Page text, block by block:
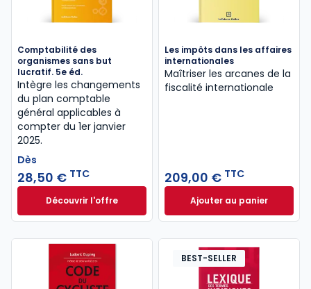
Comptabilité des
organismes sans but
lucratif. 5e éd.
Intègre les changements
du plan comptable
général applicables à
compter du 1er janvier
2025.
Dès
28,50 € TTC
Découvrir l'offreComptabilité des organismes sans but lucratif.
Dès
Les impôts dans les affaires
internationales
Maîtriser les arcanes de la
fiscalité internationale
209,00 € TTC
Ajouter au panier
Les impôts dans
BEST-SELLER